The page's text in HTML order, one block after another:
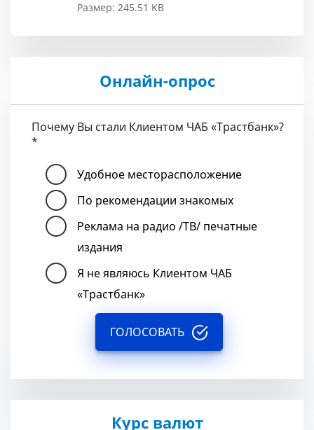
Размер: 245.51 KB
Онлайн-опрос
Почему Вы стали Клиентом ЧАБ «Трастбанк»?
*
Удобное месторасположение
По рекомендации знакомых
Реклама на радио /ТВ/ печатные
издания
Я не являюсь Клиентом ЧАБ
«Трастбанк»
ГОЛОСОВАТЬ
Курс валют